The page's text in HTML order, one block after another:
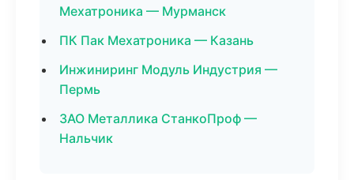
Мехатроника — Мурманск
ПК Пак Мехатроника — Казань
Инжиниринг Модуль Индустрия —
Пермь
ЗАО Металлика СтанкоПроф —
Нальчик